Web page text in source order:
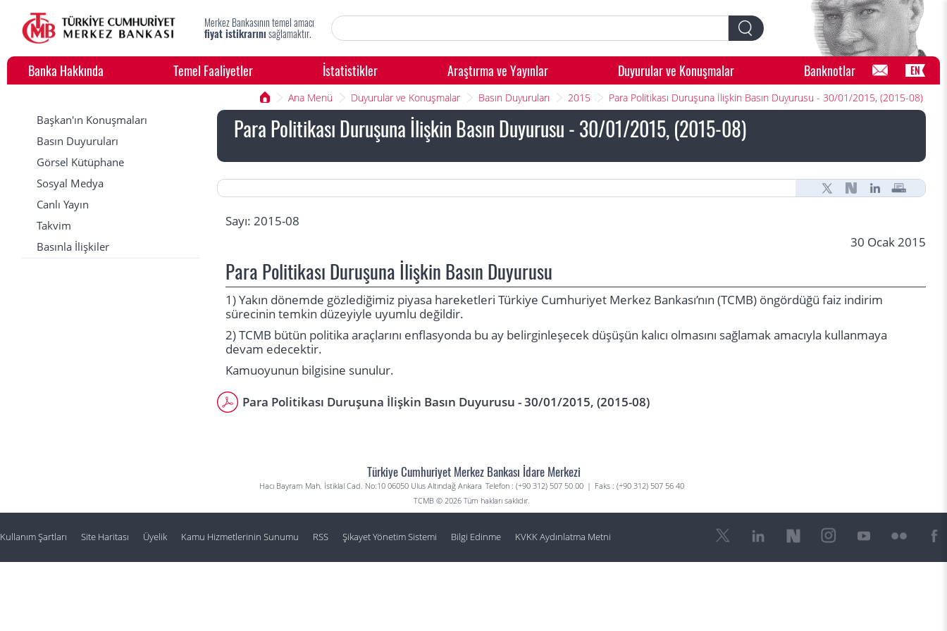
Merkez Bankasının temel amacı
fiyat istikrarınısağlamaktır.
Banka Hakkında Temel Faaliyetler İstatistikler Araştırma ve Yayınlar Duyurular ve Konuşmalar Banknotlar EN
Ana Menü Duyurular ve Konuşmalar Basın Duyuruları 2015 Para Politikası Duruşuna İlişkin Basın Duyurusu - 30/01/2015, (2015-08)
Başkan'ın Konuşmaları
Basın Duyuruları
Görsel Kütüphane
Sosyal Medya
Canlı Yayın
Takvim
Basınla İlişkiler
Para Politikası Duruşuna İlişkin Basın Duyurusu - 30/01/2015, (2015-08)
Sayı: 2015-08
30 Ocak 2015
Para Politikası Duruşuna İlişkin Basın Duyurusu
1) Yakın dönemde gözlediğimiz piyasa hareketleri Türkiye Cumhuriyet Merkez Bankası’nın (TCMB) öngördüğü faiz indirim
sürecinin temkin düzeyiyle uyumlu değildir.
2) TCMB bütün politika araçlarını enflasyonda bu ay belirginleşecek düşüşün kalıcı olmasını sağlamak amacıyla kullanmaya
devam edecektir.
Kamuoyunun bilgisine sunulur.
Para Politikası Duruşuna İlişkin Basın Duyurusu - 30/01/2015, (2015-08)
Türkiye Cumhuriyet Merkez Bankası İdare Merkezi
Hacı Bayram Mah. İstiklal Cad. No:10 06050 Ulus Altındağ Ankara Telefon : (+90 312) 507 50 00 | Faks : (+90 312) 507 56 40
TCMB © 2026 Tüm hakları saklıdır.
Kullanım Şartları Site Haritası Üyelik Kamu Hizmetlerinin Sunumu RSS Şikayet Yönetim Sistemi Bilgi Edinme KVKK Aydınlatma Metni